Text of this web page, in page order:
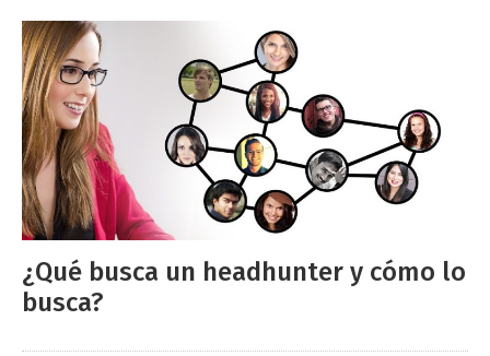
¿Qué busca un headhunter y cómo lo
busca?